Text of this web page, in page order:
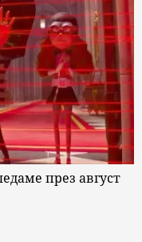
през август